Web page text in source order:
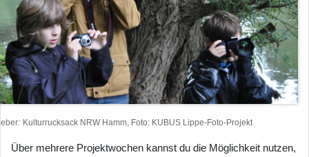
Kulturrucksack NRW Hamm, Foto: KUBUS Lippe-Foto-Projekt
Über mehrere Projektwochen kannst du die Möglichkeit nutzen,